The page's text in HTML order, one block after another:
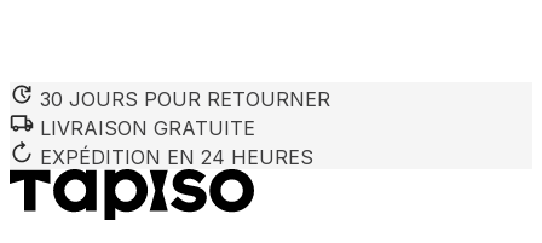
30 JOURS POUR RETOURNER
LIVRAISON GRATUITE
EXPÉDITION EN 24 HEURES
Nous utilisons des cookies pour personnaliser le contenu
partenaires peuvent combiner ces informations avec
utilisation de leurs services.